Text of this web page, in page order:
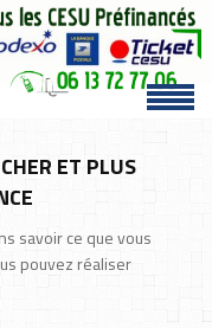
ET PLUS
savoir ce que vous
pouvez réaliser